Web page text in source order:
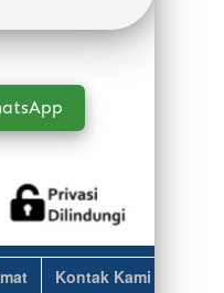
Kontak Kami